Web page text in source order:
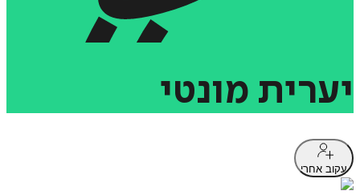
יערית מונטי
עקוב אחרי